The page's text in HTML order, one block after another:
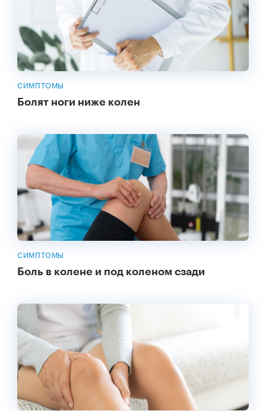
СИМПТОМЫ
Болят ноги ниже колен
СИМПТОМЫ
Боль в колене и под коленом сзади